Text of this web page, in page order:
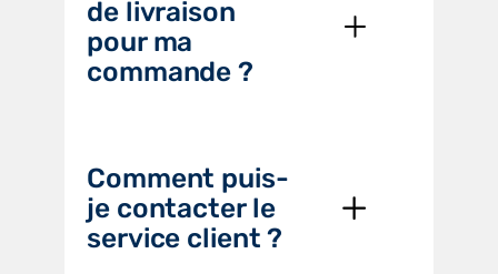
de livraison
pour ma
commande ?
Comment puis-
je contacter le
service client ?